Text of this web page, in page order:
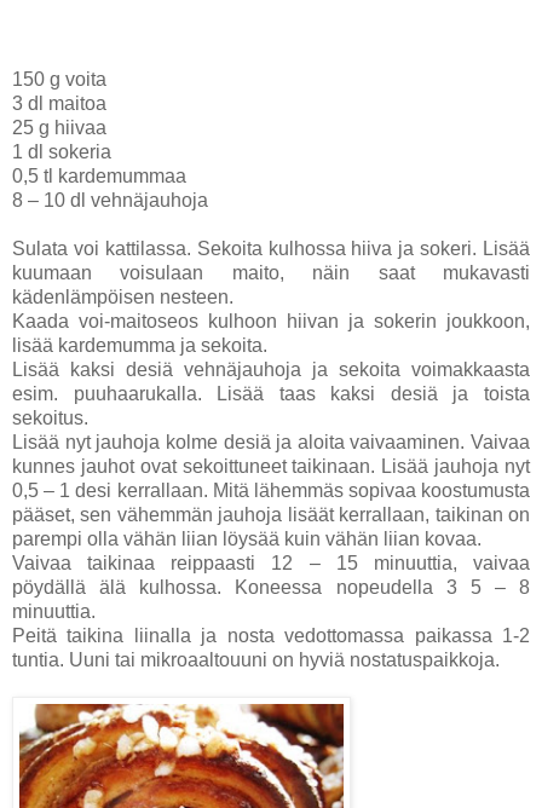
150 g voita
3 dl maitoa
25 g hiivaa
1 dl sokeria
0,5 tl kardemummaa
8 – 10 dl vehnäjauhoja
Sulata voi kattilassa. Sekoita kulhossa hiiva ja sokeri. Lisää
kuumaan voisulaan maito, näin saat mukavasti
kädenlämpöisen nesteen.
Kaada voi-maitoseos kulhoon hiivan ja sokerin joukkoon,
lisää kardemumma ja sekoita.
Lisää kaksi desiä vehnäjauhoja ja sekoita voimakkaasta
esim. puuhaarukalla. Lisää taas kaksi desiä ja toista
sekoitus.
Lisää nyt jauhoja kolme desiä ja aloita vaivaaminen. Vaivaa
kunnes jauhot ovat sekoittuneet taikinaan. Lisää jauhoja nyt
0,5 – 1 desi kerrallaan. Mitä lähemmäs sopivaa koostumusta
pääset, sen vähemmän jauhoja lisäät kerrallaan, taikinan on
parempi olla vähän liian löysää kuin vähän liian kovaa.
Vaivaa taikinaa reippaasti 12 – 15 minuuttia, vaivaa
pöydällä älä kulhossa. Koneessa nopeudella 3 5 – 8
minuuttia.
Peitä taikina liinalla ja nosta vedottomassa paikassa 1-2
tuntia. Uuni tai mikroaaltouuni on hyviä nostatuspaikkoja.